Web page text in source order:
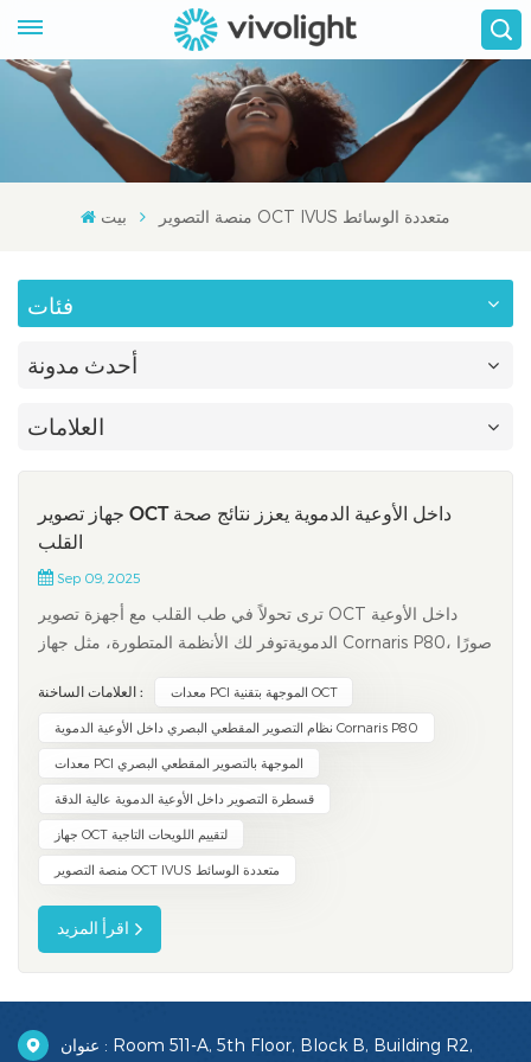
بيت منصة التصوير OCT IVUS متعددة الوسائط
فئات
أحدث مدونة
العلامات
جهاز تصوير OCT داخل الأوعية الدموية يعزز نتائج صحة
القلب
Sep 09, 2025
ترى تحولاً في طب القلب مع أجهزة تصوير OCT داخل الأوعية
الدمويةتوفر لك الأنظمة المتطورة، مثل جهاز Cornaris P80، صورًا
تفاصيل الأوعية الدموية وتوجيه التدخلات بثقة. تُظهر الدراسات
الحديثة أن التدخل التاجي عن طريق الجلد (PCI) الموجه بالتصوير
العلامات الساخنة : معدات PCI الموجهة بتقنية OCT
نظام التصوير المقطعي البصري داخل الأوعية الدموية Cornaris P80
معدات PCI الموجهة بالتصوير المقطعي البصري
قسطرة التصوير داخل الأوعية الدموية عالية الدقة
جهاز OCT لتقييم اللويحات التاجية
منصة التصوير OCT IVUS متعددة الوسائط
اقرأ المزيد
عنوان : Room 511-A, 5th Floor, Block B, Building R2,